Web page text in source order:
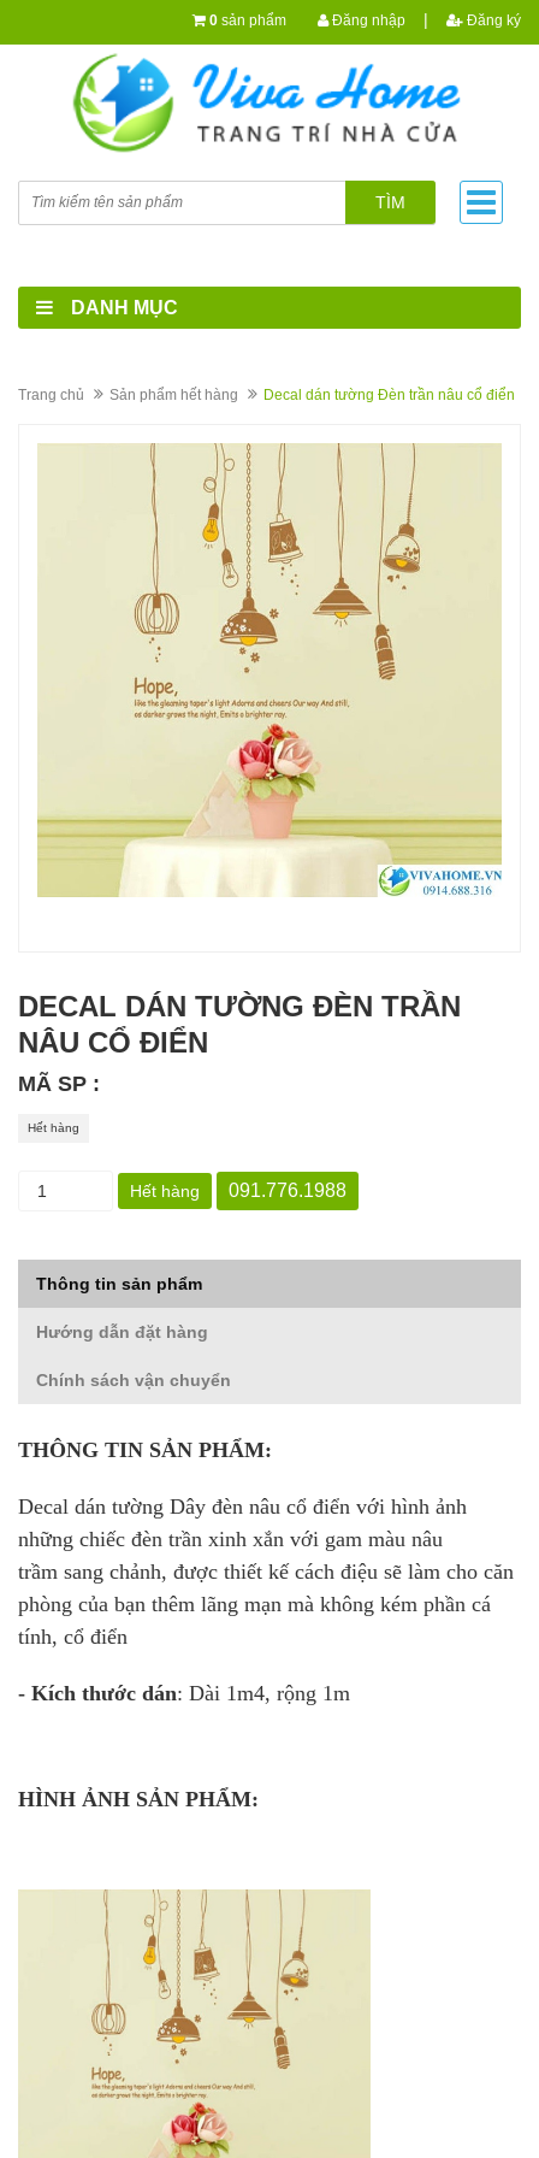
0 sản phẩm Đăng nhập | Đăng ký
TÌM
DANH MỤC
Trang chủ Sản phẩm hết hàng Decal dán tường Đèn trần nâu cổ điển
DECAL DÁN TƯỜNG ĐÈN TRẦN
NÂU CỔ ĐIỂN
MÃ SP :
Hết hàng
Hết hàng 091.776.1988
Thông tin sản phẩm
Hướng dẫn đặt hàng
Chính sách vận chuyển
THÔNG TIN SẢN PHẨM:
Decal dán tường Dây đèn nâu cổ điển với hình ảnh
những chiếc đèn trần xinh xắn với gam màu nâu
trầm sang chảnh, được thiết kế cách điệu sẽ làm cho căn
phòng của bạn thêm lãng mạn mà không kém phần cá
tính, cổ điển
- Kích thước dán: Dài 1m4, rộng 1m
HÌNH ẢNH SẢN PHẨM: